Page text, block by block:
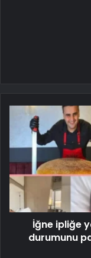
İğne ipliğe
durumunu